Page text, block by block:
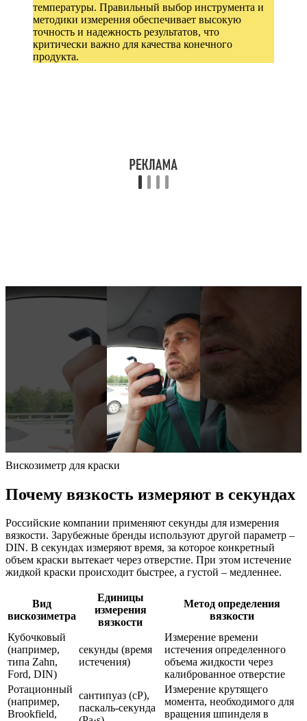
температуры. Правильный выбор инструмента и
методики измерения обеспечивает высокую
точность и надежность результатов, что
критически важно для качества конечного
продукта.
Вискозиметр для краски
Почему вязкость измеряют в секундах
Российские компании применяют секунды для измерения
вязкости. Зарубежные бренды используют другой параметр –
DIN. В секундах измеряют время, за которое конкретный
объем краски вытекает через отверстие. При этом истечение
жидкой краски происходит быстрее, а густой – медленнее.
Вид
вискозиметра
Единицы
измерения
вязкости
Метод определения
вязкости
Кубочковый
(например,
типа Zahn,
Ford, DIN)
секунды (время
истечения)
Измерение времени
истечения определенного
объема жидкости через
калиброванное отверстие
Ротационный
(например,
Brookfield,
сантипуаз (cP),
паскаль-секунда
Измерение крутящего
момента, необходимого для
вращения шпинделя в